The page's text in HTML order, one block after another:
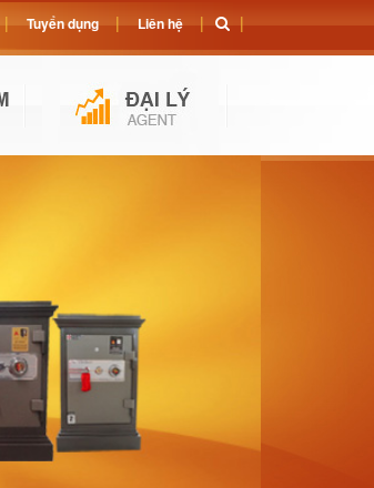
Tuyển dụng Liên hệ